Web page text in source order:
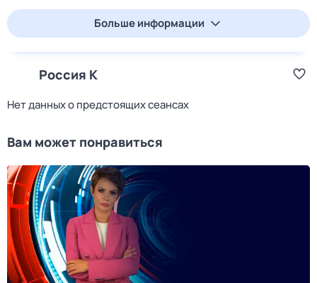
Больше информации
Россия К
Нет данных о предстоящих сеансах
Вам может понравиться